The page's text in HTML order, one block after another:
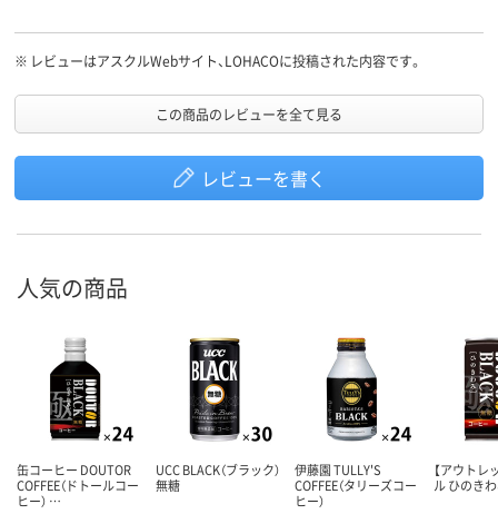
※ レビューはアスクルWebサイト、LOHACOに投稿された内容です。
この商品のレビューを全て見る
レビューを書く
人気の商品
缶コーヒー DOUTOR
COFFEE（ドトールコー
ヒー） …
UCC BLACK（ブラック）
無糖
伊藤園 TULLY'S
COFFEE（タリーズコー
ヒー）
【アウトレ
ル ひのき